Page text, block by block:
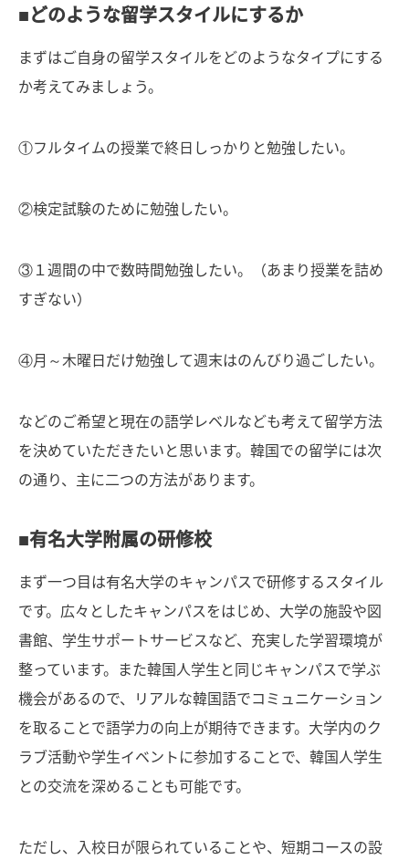
■どのような留学スタイルにするか
まずはご自身の留学スタイルをどのようなタイプにする
か考えてみましょう。
①フルタイムの授業で終日しっかりと勉強したい。
②検定試験のために勉強したい。
③１週間の中で数時間勉強したい。（あまり授業を詰め
すぎない）
④月～木曜日だけ勉強して週末はのんびり過ごしたい。
などのご希望と現在の語学レベルなども考えて留学方法
を決めていただきたいと思います。韓国での留学には次
の通り、主に二つの方法があります。
■有名大学附属の研修校
まず一つ目は有名大学のキャンパスで研修するスタイル
です。広々としたキャンパスをはじめ、大学の施設や図
書館、学生サポートサービスなど、充実した学習環境が
整っています。また韓国人学生と同じキャンパスで学ぶ
機会があるので、リアルな韓国語でコミュニケーション
を取ることで語学力の向上が期待できます。大学内のク
ラブ活動や学生イベントに参加することで、韓国人学生
との交流を深めることも可能です。
ただし、入校日が限られていることや、短期コースの設